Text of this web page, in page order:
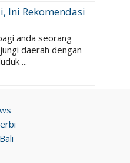
Ini Rekomendasi
anda seorang
daerah dengan
...